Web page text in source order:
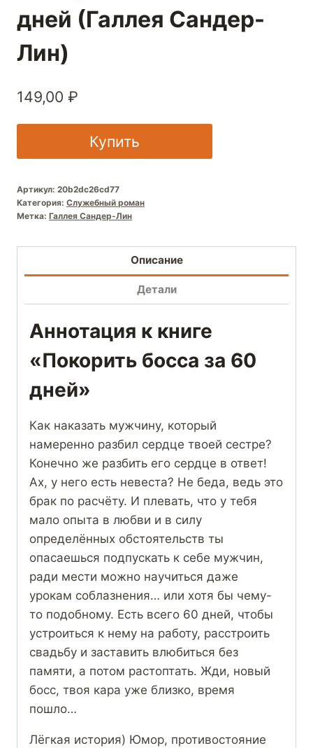
дней (Галлея Сандер-
Лин)
149,00 ₽
Купить
Артикул: 20b2dc26cd77
Категория: Служебный роман
Метка: Галлея Сандер-Лин
Описание
Детали
Аннотация к книге
«Покорить босса за 60
дней»
Как наказать мужчину, который
намеренно разбил сердце твоей сестре?
Конечно же разбить его сердце в ответ!
Ах, у него есть невеста? Не беда, ведь это
брак по расчёту. И плевать, что у тебя
мало опыта в любви и в силу
определённых обстоятельств ты
опасаешься подпускать к себе мужчин,
ради мести можно научиться даже
урокам соблазнения… или хотя бы чему-
то подобному. Есть всего 60 дней, чтобы
устроиться к нему на работу, расстроить
свадьбу и заставить влюбиться без
памяти, а потом растоптать. Жди, новый
босс, твоя кара уже близко, время
пошло…
Лёгкая история) Юмор, противостояние